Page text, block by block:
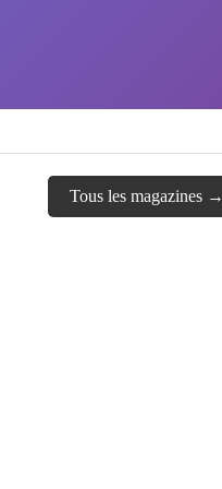
Tous les magazines →